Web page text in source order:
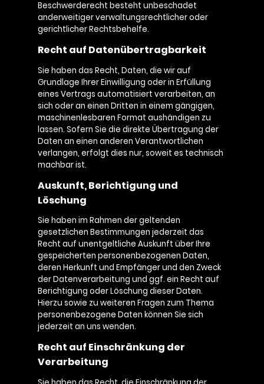
Beschwerderecht besteht unbeschadet
anderweitiger verwaltungsrechtlicher oder
gerichtlicher Rechtsbehelfe.
Recht auf Datenübertragbarkeit
Sie haben das Recht, Daten, die wir auf
Grundlage Ihrer Einwilligung oder in Erfüllung
eines Vertrags automatisiert verarbeiten, an
sich oder an einen Dritten in einem gängigen,
maschinenlesbaren Format aushändigen zu
lassen. Sofern Sie die direkte Übertragung der
Daten an einen anderen Verantwortlichen
verlangen, erfolgt dies nur, soweit es technisch
machbar ist.
Auskunft, Berichtigung und
Löschung
Sie haben im Rahmen der geltenden
gesetzlichen Bestimmungen jederzeit das
Recht auf unentgeltliche Auskunft über Ihre
gespeicherten personenbezogenen Daten,
deren Herkunft und Empfänger und den Zweck
der Datenverarbeitung und ggf. ein Recht auf
Berichtigung oder Löschung dieser Daten.
Hierzu sowie zu weiteren Fragen zum Thema
personenbezogene Daten können Sie sich
jederzeit an uns wenden.
Recht auf Einschränkung der
Verarbeitung